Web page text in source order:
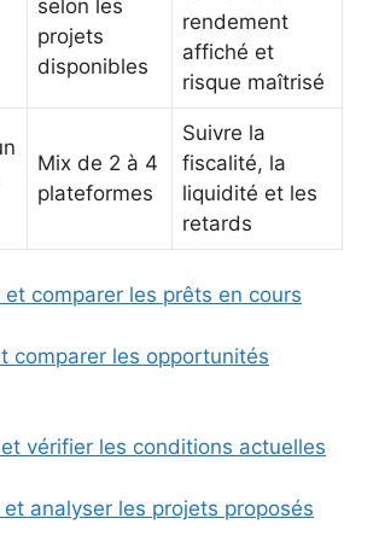
selon les
projets
disponibles
rendement
affiché et
risque maîtrisé
Mix de 2 à 4
plateformes
Suivre la
fiscalité, la
liquidité et les
retards
comparer les prêts en cours
comparer les opportunités
vérifier les conditions actuelles
analyser les projets proposés